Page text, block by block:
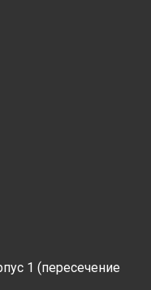
1 (пересечение